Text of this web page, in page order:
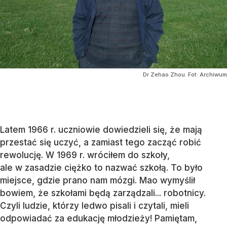
Dr Zehao Zhou. Fot: Archiwum
Latem 1966 r. uczniowie dowiedzieli się, że mają
przestać się uczyć, a zamiast tego zacząć robić
rewolucję. W 1969 r. wróciłem do szkoły,
ale w zasadzie ciężko to nazwać szkołą. To było
miejsce, gdzie prano nam mózgi. Mao wymyślił
bowiem, że szkołami będą zarządzali... robotnicy.
Czyli ludzie, którzy ledwo pisali i czytali, mieli
odpowiadać za edukację młodzieży! Pamiętam,